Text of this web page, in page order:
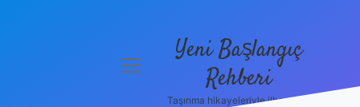
menüyü
Yeni Başlangıç
Rehberi
Taşınma hikayeleriyle ilham bul!